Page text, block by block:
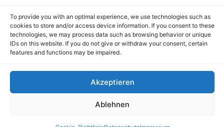
To provide you with an optimal experience, we use technologies such as
cookies to store and/or access device information. If you consent to these
technologies, we may process data such as browsing behavior or unique
IDs on this website. If you do not give or withdraw your consent, certain
features and functions may be impaired.
Akzeptieren
Ablehnen
Energie, Emotionen und magischer Momente.Diese
Show wird eure Sinne verzaubern und euer Denken
beflügeln! Der […]
Linktree
Impressum
Datenschutz